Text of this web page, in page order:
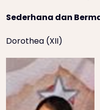
Sederhana dan
Dorothea (XII)